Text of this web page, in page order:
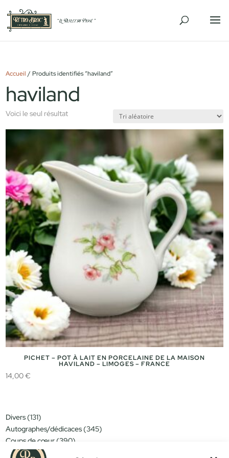
Accueil / Produits identifiés “haviland”
haviland
Voici le seul résultat
PICHET – POT À LAIT EN PORCELAINE DE LA MAISON
HAVILAND – LIMOGES – FRANCE
14,00€
Divers 131131
produits
Autographes/dédicaces 345345
Coups de cœur 390390
Miniatures/jouets